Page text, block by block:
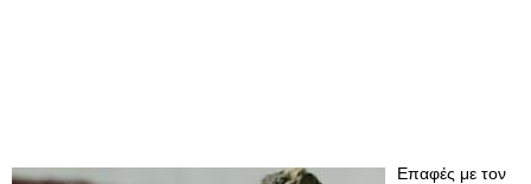
Επαφές με τον